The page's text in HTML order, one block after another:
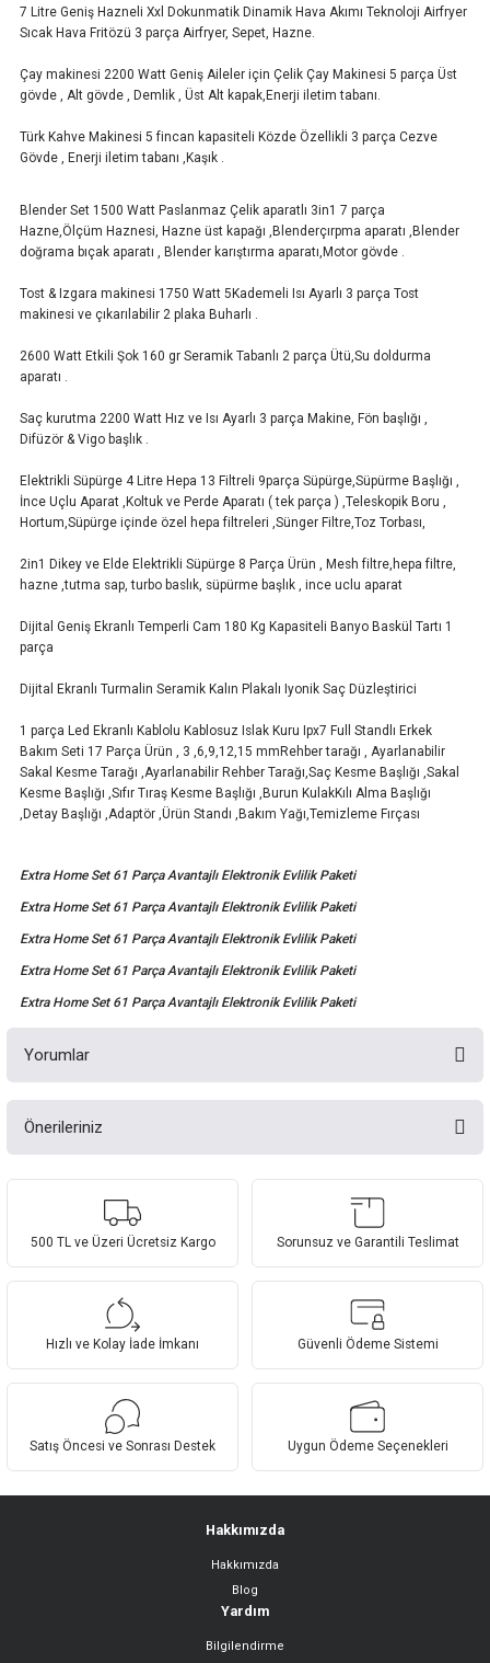
7 Litre Geniş Hazneli Xxl Dokunmatik Dinamik Hava Akımı Teknoloji Airfryer
Sıcak Hava Fritözü 3 parça Airfryer, Sepet, Hazne.
Çay makinesi 2200 Watt Geniş Aileler için Çelik Çay Makinesi 5 parça Üst
gövde , Alt gövde , Demlik , Üst Alt kapak,Enerji iletim tabanı.
Türk Kahve Makinesi 5 fincan kapasiteli Közde Özellikli 3 parça Cezve
Gövde , Enerji iletim tabanı ,Kaşık .
Blender Set 1500 Watt Paslanmaz Çelik aparatlı 3in1 7 parça
Hazne,Ölçüm Haznesi, Hazne üst kapağı ,Blenderçırpma aparatı ,Blender
doğrama bıçak aparatı , Blender karıştırma aparatı,Motor gövde .
Tost & Izgara makinesi 1750 Watt 5Kademeli Isı Ayarlı 3 parça Tost
makinesi ve çıkarılabilir 2 plaka Buharlı .
2600 Watt Etkili Şok 160 gr Seramik Tabanlı 2 parça Ütü,Su doldurma
aparatı .
Saç kurutma 2200 Watt Hız ve Isı Ayarlı 3 parça Makine, Fön başlığı ,
Difüzör & Vigo başlık .
Elektrikli Süpürge 4 Litre Hepa 13 Filtreli 9parça Süpürge,Süpürme Başlığı ,
İnce Uçlu Aparat ,Koltuk ve Perde Aparatı ( tek parça ) ,Teleskopik Boru ,
Hortum,Süpürge içinde özel hepa filtreleri ,Sünger Filtre,Toz Torbası,
2in1 Dikey ve Elde Elektrikli Süpürge 8 Parça Ürün , Mesh filtre,hepa filtre,
hazne ,tutma sap, turbo baslık, süpürme başlık , ince uclu aparat
Dijital Geniş Ekranlı Temperli Cam 180 Kg Kapasiteli Banyo Baskül Tartı 1
parça
Dijital Ekranlı Turmalin Seramik Kalın Plakalı Iyonik Saç Düzleştirici
1 parça Led Ekranlı Kablolu Kablosuz Islak Kuru Ipx7 Full Standlı Erkek
Bakım Seti 17 Parça Ürün , 3 ,6,9,12,15 mmRehber tarağı , Ayarlanabilir
Sakal Kesme Tarağı ,Ayarlanabilir Rehber Tarağı,Saç Kesme Başlığı ,Sakal
Kesme Başlığı ,Sıfır Tıraş Kesme Başlığı ,Burun KulakKılı Alma Başlığı
,Detay Başlığı ,Adaptör ,Ürün Standı ,Bakım Yağı,Temizleme Fırçası
Extra Home Set 61 Parça Avantajlı Elektronik Evlilik Paketi
Extra Home Set 61 Parça Avantajlı Elektronik Evlilik Paketi
Extra Home Set 61 Parça Avantajlı Elektronik Evlilik Paketi
Extra Home Set 61 Parça Avantajlı Elektronik Evlilik Paketi
Extra Home Set 61 Parça Avantajlı Elektronik Evlilik Paketi
Yorumlar
Önerileriniz
Bu ürünün fiyat bilgisi, resim, ürün açıklamalarında ve diğer konularda
yetersiz gördüğünüz noktaları öneri formunu kullanarak tarafımıza
Görüş ve önerileriniz için teşekkür ederiz.
Ürün resmi kalitesiz, bozuk veya görüntülenemiyor.
Ürün açıklamasında eksik bilgiler bulunuyor.
Bu ürüne benzer farklı alternatifler olmalı.
Gönder
500 TL ve Üzeri Ücretsiz Kargo Sorunsuz ve Garantili Teslimat
Hızlı ve Kolay İade İmkanı Güvenli Ödeme Sistemi
Satış Öncesi ve Sonrası Destek Uygun Ödeme Seçenekleri
Hakkımızda
Hakkımızda
Blog
Yardım
Bilgilendirme